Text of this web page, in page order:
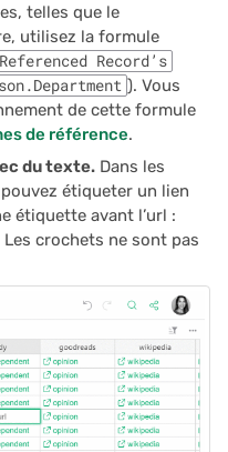
telles que le
utilisez la formule
Record’s
). Vous
de cette formule
de référence.
du texte. Dans les
étiqueter un lien
étiquette avant l’url :
Les crochets ne sont pas